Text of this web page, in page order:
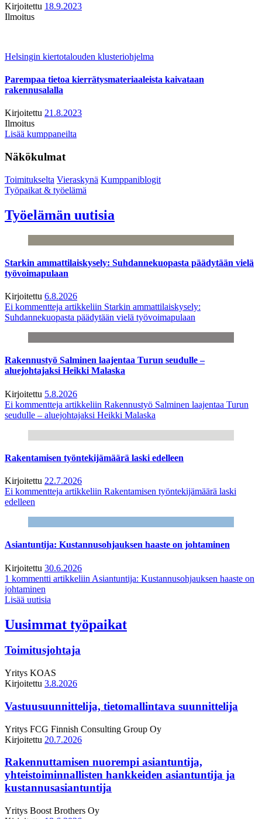
Kirjoitettu 18.9.2023
Ilmoitus
Helsingin kiertotalouden klusteriohjelma
Parempaa tietoa kierrätysmateriaaleista kaivataan
rakennusalalla
Kirjoitettu 21.8.2023
Ilmoitus
Lisää kumppaneilta
Näkökulmat
Toimitukselta Vieraskynä Kumppaniblogit
Työpaikat & työelämä
Työelämän uutisia
Starkin ammattilaiskysely: Suhdannekuopasta päädytään vielä
työvoimapulaan
Kirjoitettu 6.8.2026
Ei kommentteja artikkeliin Starkin ammattilaiskysely:
Suhdannekuopasta päädytään vielä työvoimapulaan
Rakennustyö Salminen laajentaa Turun seudulle –
aluejohtajaksi Heikki Malaska
Kirjoitettu 5.8.2026
Ei kommentteja artikkeliin Rakennustyö Salminen laajentaa Turun
seudulle – aluejohtajaksi Heikki Malaska
Rakentamisen työntekijämäärä laski edelleen
Kirjoitettu 22.7.2026
Ei kommentteja artikkeliin Rakentamisen työntekijämäärä laski
edelleen
Asiantuntija: Kustannusohjauksen haaste on johtaminen
Kirjoitettu 30.6.2026
1 kommentti artikkeliin Asiantuntija: Kustannusohjauksen haaste on
johtaminen
Lisää uutisia
Uusimmat työpaikat
Toimitusjohtaja
Yritys KOAS
Kirjoitettu 3.8.2026
Vastuusuunnittelija, tietomallintava suunnittelija
Yritys FCG Finnish Consulting Group Oy
Kirjoitettu 20.7.2026
Rakennuttamisen nuorempi asiantuntija,
yhteistoiminnallisten hankkeiden asiantuntija ja
kustannusasiantuntija
Yritys Boost Brothers Oy